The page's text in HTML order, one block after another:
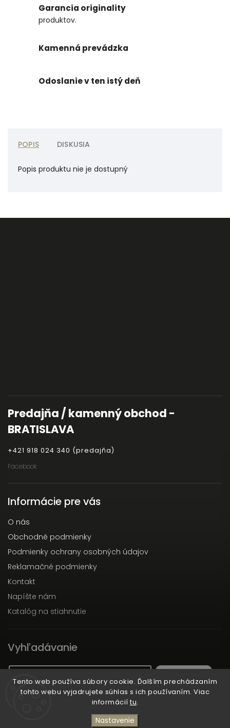
Tento web používa súbory cookie. Ďalším prechádzaním
tohto webu vyjadrujete súhlas s ich používaním. Viac
informácií tu.
Nastavenie
Garancia originality
produktov.
Kamenná prevádzka
Odoslanie v ten istý deň
POPIS DISKUSIA
Popis produktu nie je dostupný
Predajňa / kamenný obchod -
BRATISLAVA
+421 918 024 340 (predajňa)
Facebook
Informácie pre vás
O nás
Obchodné podmienky
Podmienky ochrany osobných údajov
Reklamačné podmienky
Kontakt
Napíšte nám
Katalóg na stiahnutie
Vyhľadávanie
Dott.Solari. Všetky práva vyhradené.